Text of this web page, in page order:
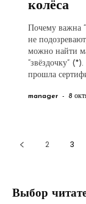
колёса
Почему важна
не
можно найти
“звёздочку”
прошла
manager - 8
2 3
Выбор